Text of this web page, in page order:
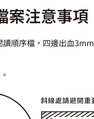
案注意事項
讀順序檔，四邊出血3mm